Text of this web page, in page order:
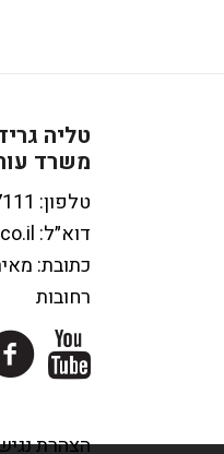
טליה
משרד
טלפון:
דוא״ל:
רחובות
הצהרת